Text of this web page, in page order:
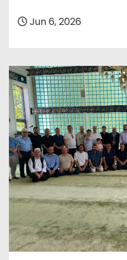
Jun 6, 2026